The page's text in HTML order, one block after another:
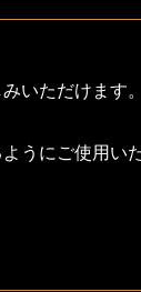
いただけます。
うにご使用いた